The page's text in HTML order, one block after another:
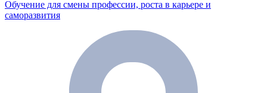
Обучение для смены профессии, роста в карьере и
саморазвития